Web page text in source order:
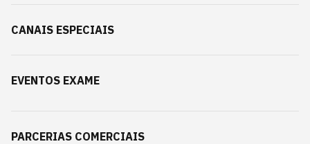
CANAIS ESPECIAIS
EVENTOS EXAME
PARCERIAS COMERCIAIS